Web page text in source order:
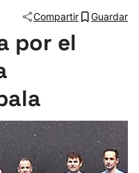
Compartir Guardar
por el